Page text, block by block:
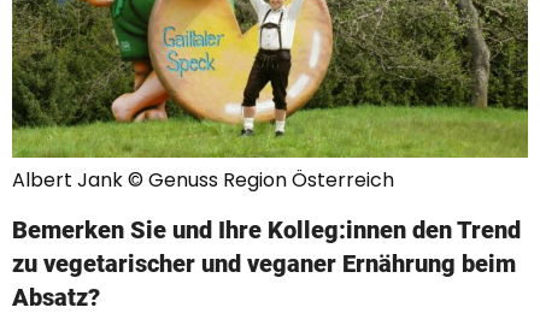
Albert Jank © Genuss Region Österreich
Bemerken Sie und Ihre Kolleg:innen den Trend
zu vegetarischer und veganer Ernährung beim
Absatz?